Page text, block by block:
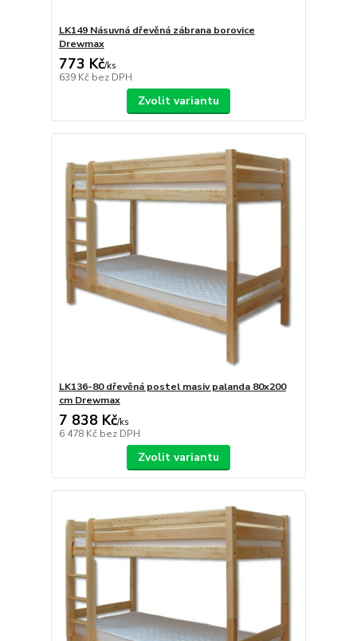
LK149 Násuvná dřevěná zábrana borovice
Drewmax
773 Kč/ks
639 Kč bez DPH
Zvolit variantu
LK136-80 dřevěná postel masiv palanda 80x200
cm Drewmax
7 838 Kč/ks
6 478 Kč bez DPH
Zvolit variantu